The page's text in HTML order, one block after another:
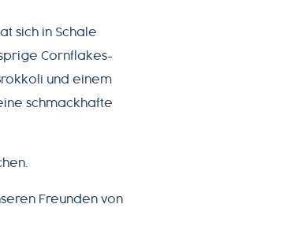
sich in Schale
Cornflakes-
und einem
schmackhafte
Freunden von